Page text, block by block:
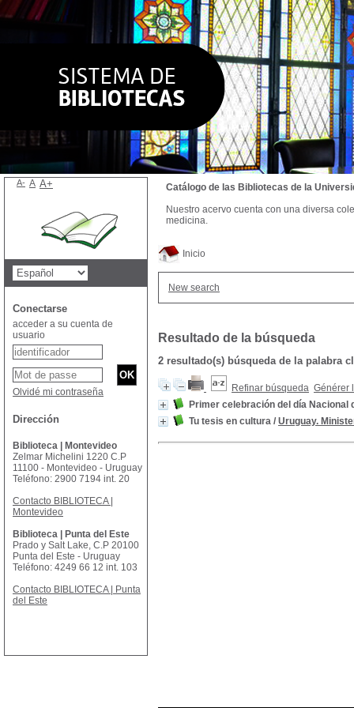
Inicio
New search
Resultado de la búsqueda
2 resultado(s) búsqueda de la palabra
Refinar búsqueda Générer
Primer celebración del día Nacional
Tu tesis en cultura / Uruguay.
Catálogo de las Bibliotecas de la
Nuestro acervo cuenta con una diversa
medicina.
A- A A+
Conectarse
acceder a su cuenta de
usuario
Olvidé mi contraseña
Dirección
Biblioteca | Montevideo
Zelmar Michelini 1220 C.P
11100 - Montevideo - Uruguay
Teléfono: 2900 7194 int. 20
Contacto BIBLIOTECA |
Montevideo
Biblioteca | Punta del Este
Prado y Salt Lake, C.P 20100
Punta del Este - Uruguay
Teléfono: 4249 66 12 int. 103
Contacto BIBLIOTECA | Punta
del Este